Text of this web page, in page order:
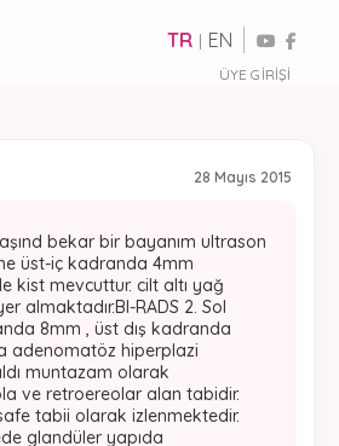
ÜYE GIRIŞI
TR | EN
28 Mayıs 2015
bekar bir bayanım ultrason
üst-iç kadranda 4mm
kist mevcuttur. cilt altı yağ
almaktadır.BI-RADS 2. Sol
8mm , üst dış kadranda
adenomatöz hiperplazi
muntazam olarak
ve retroereolar alan tabidir.
tabii olarak izlenmektedir.
glandüler yapıda